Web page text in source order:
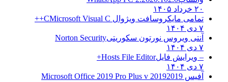
۲۰ خرداد ۱۴۰۵
تمامی مایکروسافت ویژوال C Microsoft Visual C++
۷ دی ۱۴۰۴
آنتی ویروس نورتون سکوریتیNorton Security
۷ دی ۱۴۰۴
– ویرایش فایلHosts File Editor+
۷ دی ۱۴۰۴
آفیس 2019 2019 Microsoft Office 2019 Pro Plus v